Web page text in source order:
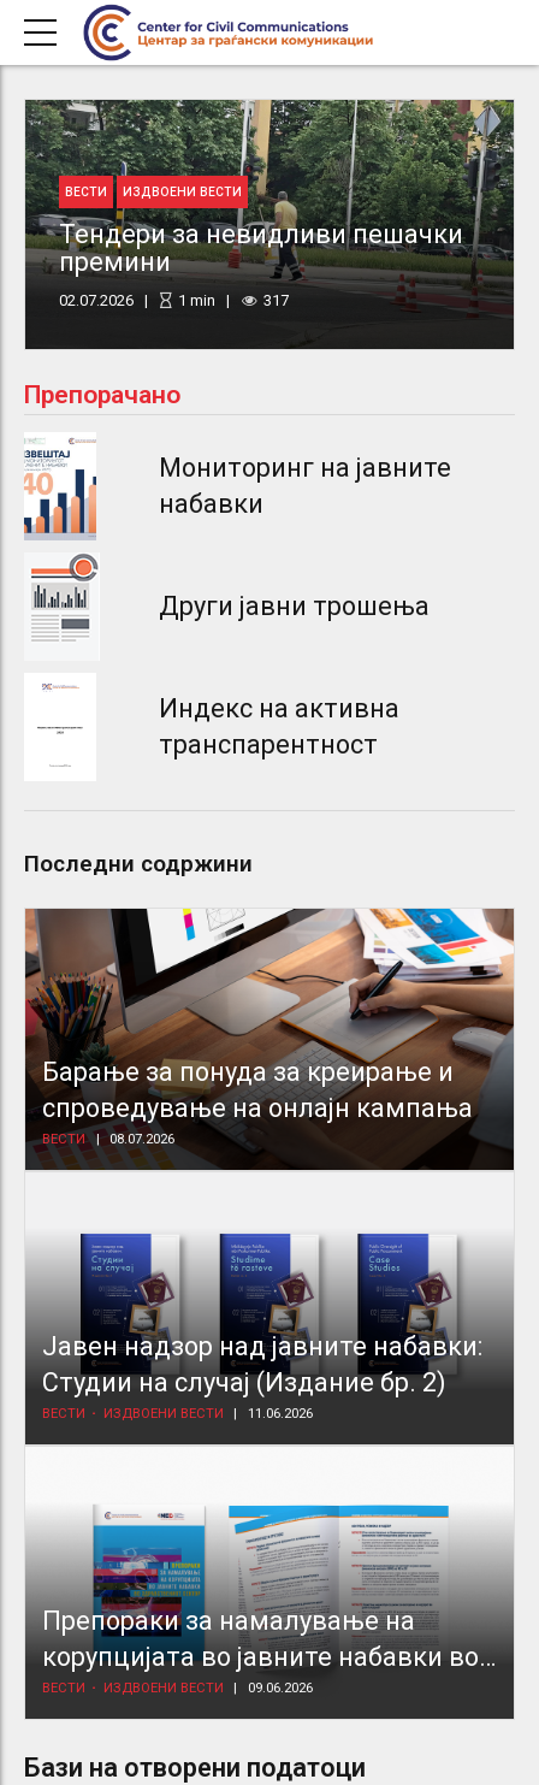
ВЕСТИ ИЗДВОЕНИ ВЕСТИ
Тендери за невидливи пешачки
премини
02.07.2026 1 min 317
Препорачано
Мониторинг на јавните
набавки
Други јавни трошења
Индекс на активна
транспарентност
Последни содржини
Барање за понуда за креирање и
спроведување на онлајн кампања
ВЕСТИ 08.07.2026
Јавен надзор над јавните набавки:
Студии на случај (Издание бр. 2)
ВЕСТИ ИЗДВОЕНИ ВЕСТИ 11.06.2026
Препораки за намалување на
корупцијата во јавните набавки во
здравствениот сектор
ВЕСТИ ИЗДВОЕНИ ВЕСТИ 09.06.2026
Бази на отворени податоци